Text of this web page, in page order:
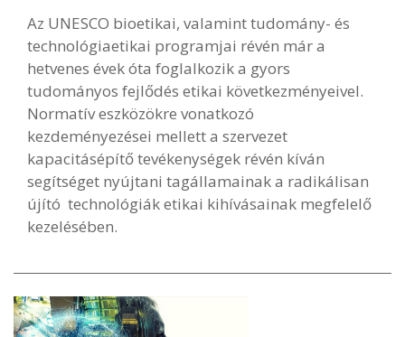
Az UNESCO bioetikai, valamint tudomány- és
technológiaetikai programjai révén már a
hetvenes évek óta foglalkozik a gyors
tudományos fejlődés etikai következményeivel.
Normatív eszközökre vonatkozó
kezdeményezései mellett a szervezet
kapacitásépítő tevékenységek révén kíván
segítséget nyújtani tagállamainak a radikálisan
újító technológiák etikai kihívásainak megfelelő
kezelésében.